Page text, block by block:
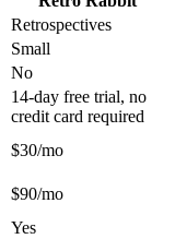
Retrospectives
Small
No
14-day free trial, no
credit card required
$30/mo
$90/mo
Yes